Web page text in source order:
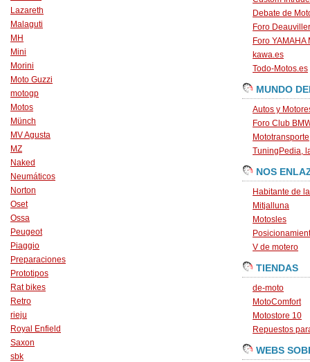
Lazareth
Malaguti
MH
Mini
Morini
Moto Guzzi
motogp
Motos
Münch
MV Agusta
MZ
Naked
Neumáticos
Norton
Oset
Ossa
Peugeot
Piaggio
Preparaciones
Prototipos
Rat bikes
Retro
rieju
Royal Enfield
Saxon
sbk
Debate de
Foro
Foro YAMAHA
kawa.es
Todo-Motos.es
MUNDO
Autos y
Foro Club
Mototransporte
TuningPedia,
NOS
Habitante de
Mitjalluna
Motosles
V de motero
TIENDAS
de-moto
MotoComfort
Motostore 10
Repuestos
WEBS